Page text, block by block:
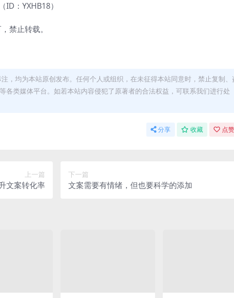
：YXHB18）
禁止转载。
，均为本站原创发布。任何个人或组织，在未征得本站同意时，禁止复制、
各类媒体平台。如若本站内容侵犯了原著者的合法权益，可联系我们进行处
分享 收藏 点
上一篇
文案转化率
下一篇
文案需要有情绪，但也要科学的添加